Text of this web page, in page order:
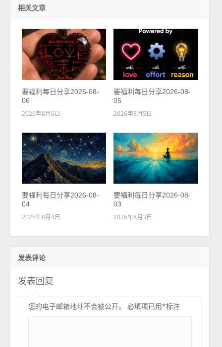
相关文章
要福利每日分享2026-08-
06
2026年8月6日
要福利每日分享2026-08-
05
2026年8月5日
要福利每日分享2026-08-
04
2026年8月4日
要福利每日分享2026-08-
03
2026年8月3日
发表评论
发表回复
您的电子邮箱地址不会被公开。 必填项已用*标注